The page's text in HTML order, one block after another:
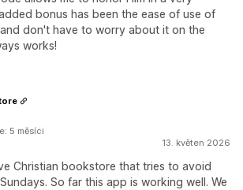
bonus has been the ease of use of
don't have to worry about it on the
works!
13. květen 2026
Christian bookstore that tries to avoid
So far this app is working well. We
5 měsíci